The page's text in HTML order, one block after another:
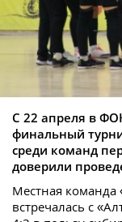
С 22 апреля в
финальный
среди команд
доверили
Местная команда
встречалась с